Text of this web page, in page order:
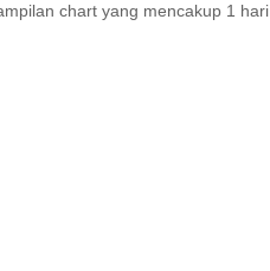
chart yang mencakup 1